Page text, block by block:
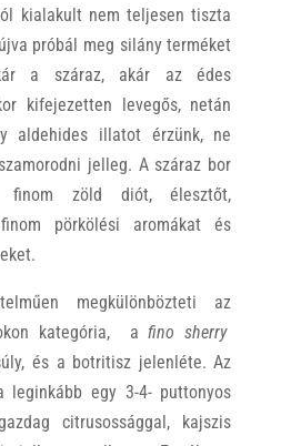
kialakult nem teljesen tiszta
próbál meg silány terméket
a száraz, akár az édes
kifejezetten levegős, netán
aldehides illatot érzünk, ne
jelleg. A száraz bor
finom zöld diót, élesztőt,
pörkölési aromákat és
megkülönbözteti az
kategória, afino sherry
és a botritisz jelenléte. Az
leginkább egy 3-4- puttonyos
citrusossággal, kajszis